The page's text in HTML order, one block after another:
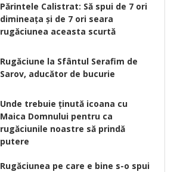
Părintele Calistrat: Să spui de 7 ori
dimineața și de 7 ori seara
rugăciunea aceasta scurtă
Rugăciune la Sfântul Serafim de
Sarov, aducător de bucurie
Unde trebuie ținută icoana cu
Maica Domnului pentru ca
rugăciunile noastre să prindă
putere
Rugăciunea pe care e bine s-o spui